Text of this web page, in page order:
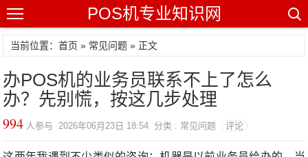
POS机专业知识网
当前位置：首页 » 常见问题 » 正文
办POS机的业务员联系不上了怎么
办？先别慌，按这几步处理
994 人参与 2026年06月23日 18:54 分类 : 常见问题 评论